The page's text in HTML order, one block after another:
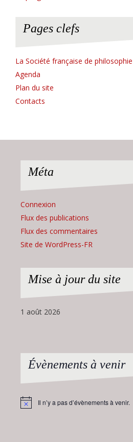
Pages clefs
La Société française de philosophie
Agenda
Plan du site
Contacts
Méta
Connexion
Flux des publications
Flux des commentaires
Site de WordPress-FR
Mise à jour du site
1 août 2026
Évènements à venir
Notice Il n’y a pas d’évènements à venir.